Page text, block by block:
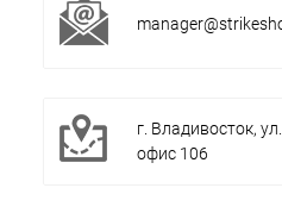
г. Владивосток,
офис 106